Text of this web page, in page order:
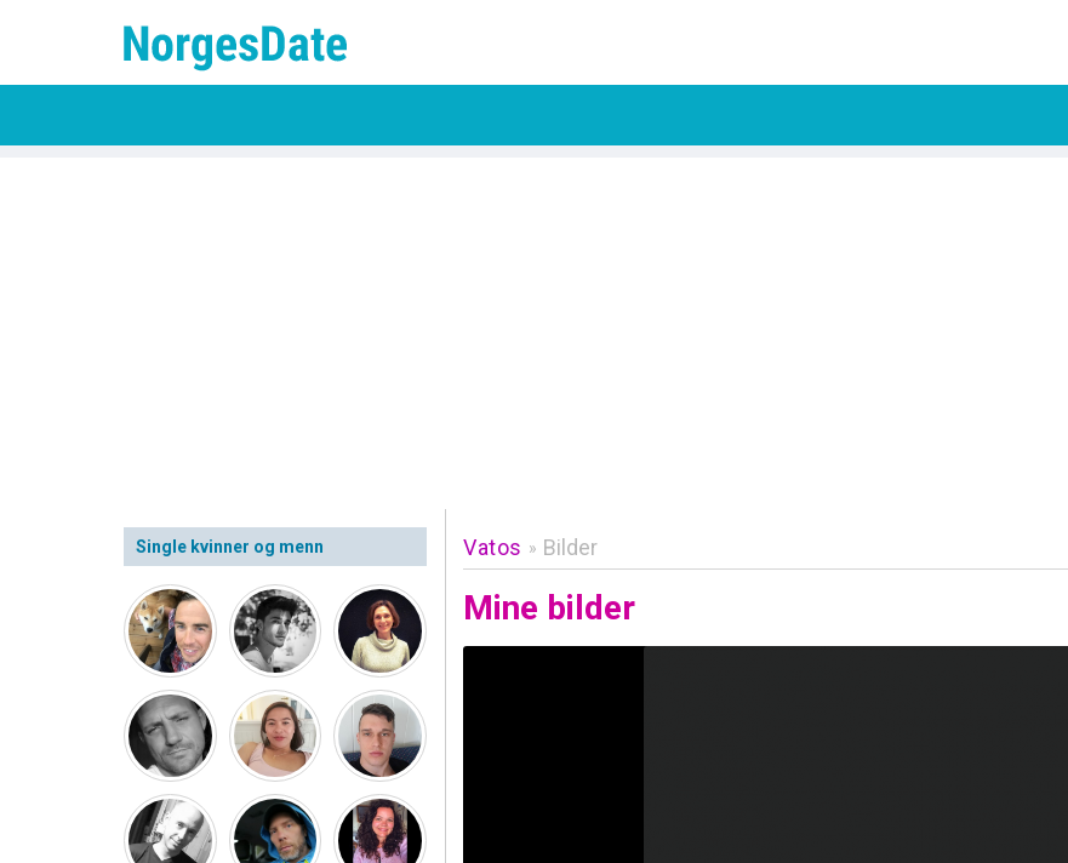
Single kvinner og menn Vatos » Bilder
Mine bilder